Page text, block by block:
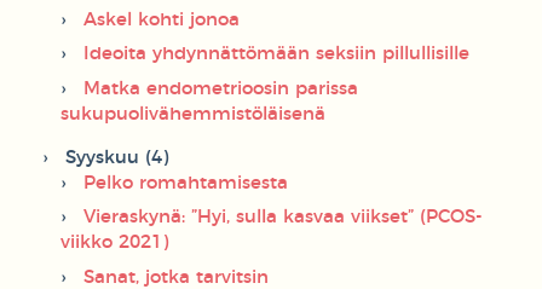
Askel kohti jonoa
Ideoita yhdynnättömään seksiin pillullisille
Matka endometrioosin parissa
sukupuolivähemmistöläisenä
Syyskuu (4)
Pelko romahtamisesta
Vieraskynä: ”Hyi, sulla kasvaa viikset” (PCOS-
viikko 2021)
Sanat, jotka tarvitsin